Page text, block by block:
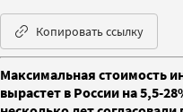
Копировать ссылку
Максимальная стоимость
вырастет в России на 5,5-